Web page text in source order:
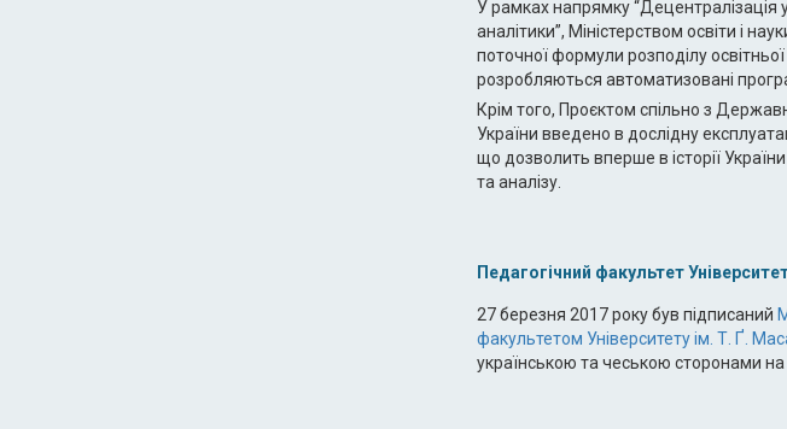
У рамках напрямку “Децентралізація
аналітики”, Міністерством освіти і
поточної формули розподілу
розробляються автоматизовані
Крім того, Проєктом спільно з
України введено в дослідну
що дозволить вперше в історії
та аналізу.
Педагогічний факультет
27 березня 2017 року був підписаний
факультетом Університету ім. Т. Ґ.
українською та чеською сторонами